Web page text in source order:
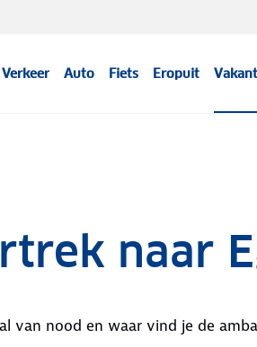
Verkeer Auto Fiets Eropuit
naar
van nood en waar vind je de